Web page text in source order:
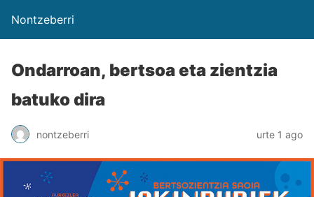
Nontzeberri
Ondarroan, bertsoa eta zientzia
batuko dira
nontzeberri urte 1 ago